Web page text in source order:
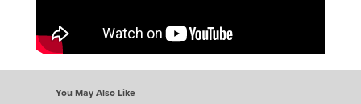
You May Also Like